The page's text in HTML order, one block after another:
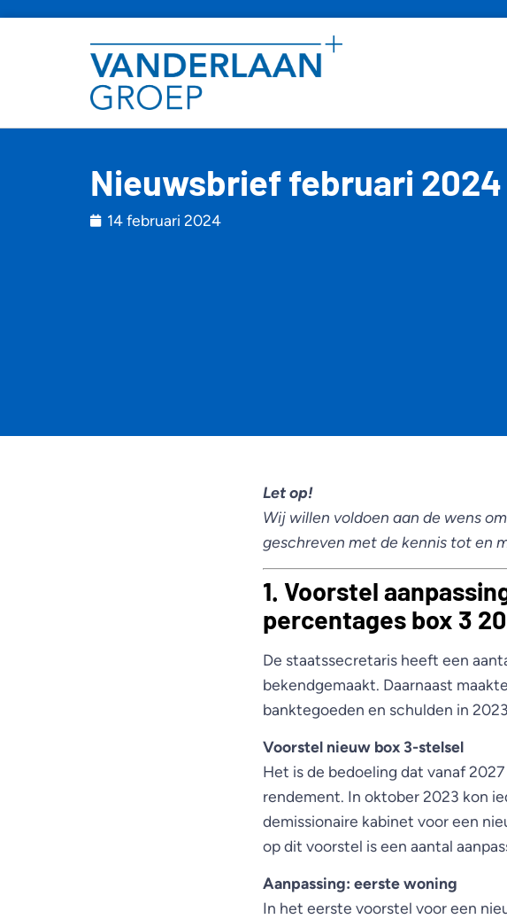
Nieuwsbrief februari 2024
14 februari 2024
Let op!
Wij willen voldoen aan de wens
geschreven met de kennis tot en
1. Voorstel
percentages box 3
De staatssecretaris heeft een
bekendgemaakt. Daarnaast
banktegoeden en schulden in
Voorstel nieuw box 3-stelsel
Het is de bedoeling dat vanaf
rendement. In oktober 2023 kon
demissionaire kabinet voor een
op dit voorstel is een aantal
Aanpassing: eerste woning
In het eerste voorstel voor een